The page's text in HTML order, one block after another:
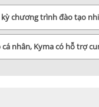
kỳ chương trình đào tạo
nhân, Kyma có hỗ trợ